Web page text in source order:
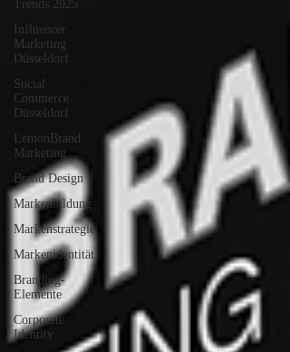
Trends 2025
Influencer
Marketing
Düsseldorf
Social
Commerce
Düsseldorf
LemonBrand
Marketing
Brand Design
Markenbildung
Markenstrategie
Markenidentität
Branding-
Elemente
Corporate
Identity